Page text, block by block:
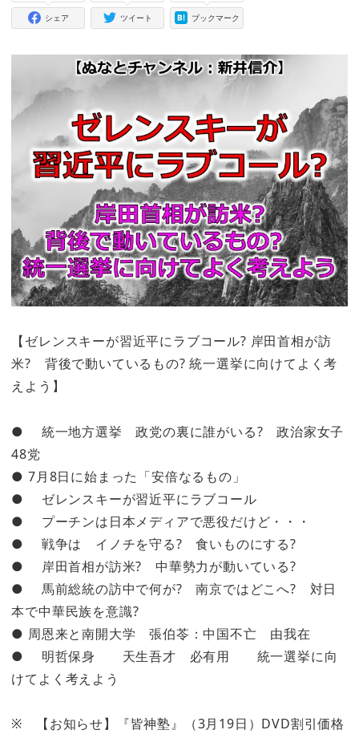
シェア ツイート ブックマーク
【ゼレンスキーが習近平にラブコール? 岸田首相が訪
米? 背後で動いているもの? 統一選挙に向けてよく考
えよう】
● 統一地方選挙 政党の裏に誰がいる? 政治家女子
48党
● 7月8日に始まった「安倍なるもの」
● ゼレンスキーが習近平にラブコール
● プーチンは日本メディアで悪役だけど・・・
● 戦争は イノチを守る? 食いものにする?
● 岸田首相が訪米? 中華勢力が動いている?
● 馬前総統の訪中で何が? 南京ではどこへ? 対日
本で中華民族を意識?
● 周恩来と南開大学 張伯苓：中国不亡 由我在
● 明哲保身 天生吾才 必有用 統一選挙に向
けてよく考えよう
※ 【お知らせ】『皆神塾』（3月19日）DVD割引価格